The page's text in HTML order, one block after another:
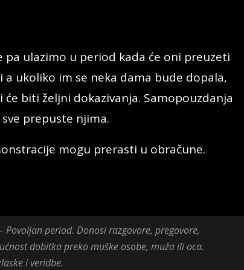
pa ulazimo u period kada će oni preuzeti
ukoliko im se neka dama bude dopala,
biti željni dokazivanja. Samopouzdanja
prepuste njima.
mogu prerasti u obračune.
Povoljan period. Donosi razgovore, pregovore,
dobitka preko muške osobe, muža ili oca.
i veridbe.